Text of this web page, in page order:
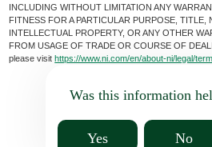
INCLUDING WITHOUT LIMITATION ANY
FITNESS FOR A PARTICULAR PURPOSE,
INTELLECTUAL PROPERTY, OR ANY OTHER
FROM USAGE OF TRADE OR COURSE OF
please visithttps://www.ni.com/en/about-ni/legal/
Was this information
Yes No